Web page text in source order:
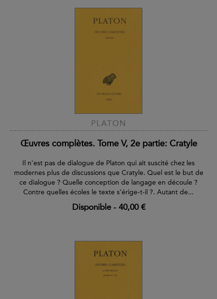
PLATON
Œuvres complètes. Tome V, 2e partie: Cratyle
Il n'est pas de dialogue de Platon qui ait suscité chez les
modernes plus de discussions que Cratyle. Quel est le but de
ce dialogue ? Quelle conception de langage en découle ?
Contre quelles écoles le texte s’érige-t-il ?. Autant de...
Disponible- 40,00 €